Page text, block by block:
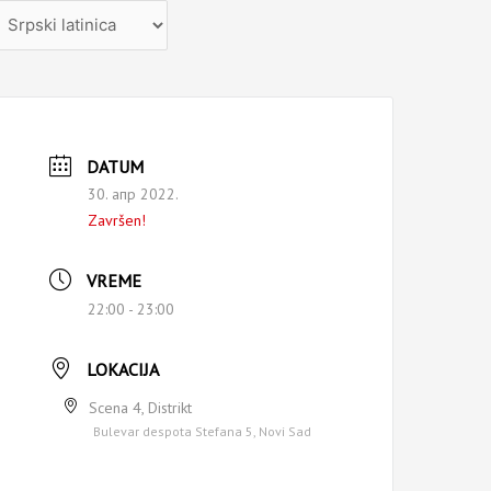
DATUM
30. апр 2022.
Završen!
VREME
22:00 - 23:00
LOKACIJA
Scena 4, Distrikt
Bulevar despota Stefana 5, Novi Sad